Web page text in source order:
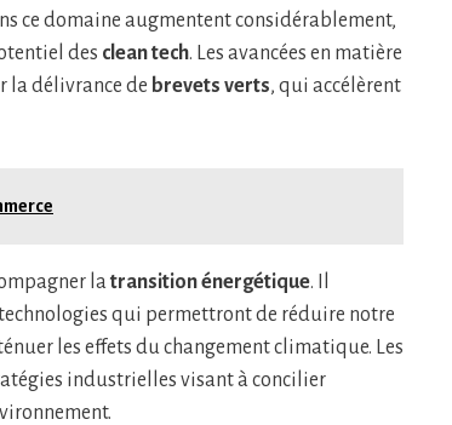
ce domaine augmentent considérablement,
des clean tech. Les avancées en matière
la délivrance de brevets verts, qui accélèrent
latransition énergétique. Il
qui permettront de réduire notre
les effets du changement climatique. Les
industrielles visant à concilier